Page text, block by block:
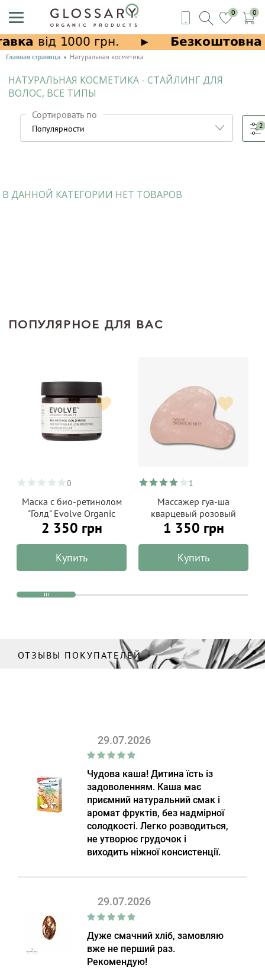
0 0
Главная страница Натуральная косметика
НАТУРАЛЬНАЯ КОСМЕТИКА - СТАЙЛИНГ ДЛЯ
ВОЛОС, ВСЕ ТИПЫ
Сортировать по
2
В ДАННОЙ КАТЕГОРИИ НЕТ ТОВАРОВ
ПОПУЛЯРНОЕ ДЛЯ ВАС
0
Маска с био-ретинолом
"Голд" Evolve Organic
Beauty, 60 мл
2 350 грн
Купить
1
Массажер гуа-ша
кварцевый розовый
Evolve Organic Beauty,
1 350 грн
Купить
ОТЗЫВЫ ПОКУПАТЕЛЕЙ
29.07.2026
Чудова каша! Дитина їсть із
задоволенням. Каша має
приємний натуральний смак і
аромат фруктів, без надмірної
солодкості. Легко розводиться,
не утворює грудочок і
виходить ніжної консистенції.
29.07.2026
Дуже смачний хліб, замовляю
вже не перший раз.
Рекомендую!